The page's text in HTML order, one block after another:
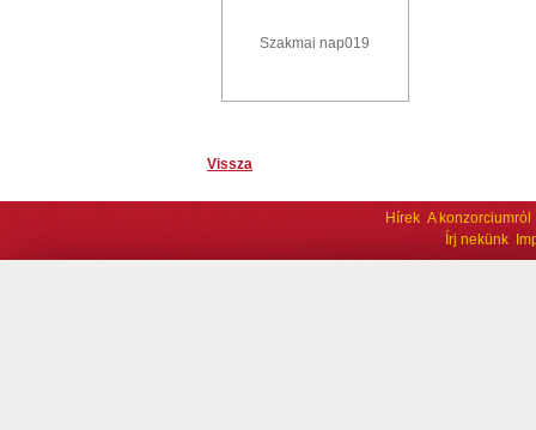
Szakmai nap019
Vissza
Hírek A konzorciumról
Írj nekünk